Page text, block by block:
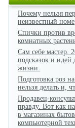
Почему нельзя
неизвестный
Спички против
комнатных
Сам себе мастер.
подсказок и идей
жизни.
Подготовка роз
нельзя делать и,
Продавец-
правду. Вот как
в магазинах
компьютерной